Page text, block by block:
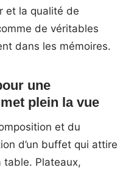
et la qualité de
de véritables
dans les mémoires.
une
plein la vue
et du
d’un buffet qui attire
table. Plateaux,